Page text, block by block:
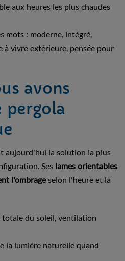
aux heures les plus chaudes
mots : moderne, intégré,
à vivre extérieure, pensée pour
avons
pergola
aujourd'hui la solution la plus
Ses lames orientables
l'ombrageselon l'heure et la
du soleil, ventilation
la lumière naturelle quand